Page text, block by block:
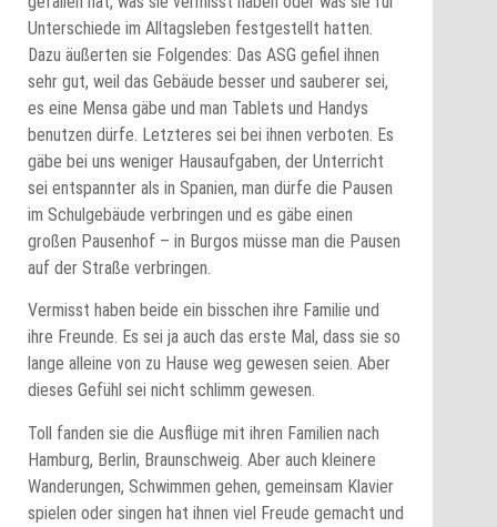
Unterschiede im Alltagsleben festgestellt hatten.
Dazu äußerten sie Folgendes: Das ASG gefiel ihnen
sehr gut, weil das Gebäude besser und sauberer sei,
es eine Mensa gäbe und man Tablets und Handys
benutzen dürfe. Letzteres sei bei ihnen verboten. Es
gäbe bei uns weniger Hausaufgaben, der Unterricht
sei entspannter als in Spanien, man dürfe die Pausen
im Schulgebäude verbringen und es gäbe einen
großen Pausenhof – in Burgos müsse man die Pausen
auf der Straße verbringen.
Vermisst haben beide ein bisschen ihre Familie und
ihre Freunde. Es sei ja auch das erste Mal, dass sie so
lange alleine von zu Hause weg gewesen seien. Aber
dieses Gefühl sei nicht schlimm gewesen.
Toll fanden sie die Ausflüge mit ihren Familien nach
Hamburg, Berlin, Braunschweig. Aber auch kleinere
Wanderungen, Schwimmen gehen, gemeinsam Klavier
spielen oder singen hat ihnen viel Freude gemacht und